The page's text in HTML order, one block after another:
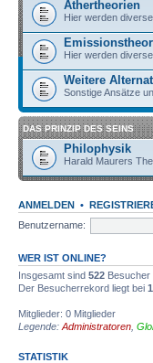
Äthertheorien
Hier werden
Hier werden
Weitere
Sonstige Ansätze
DAS PRINZIP DES SEINS
Philophysik
Harald Maurers
ANMELDEN •
Benutzername:
WER IST ONLINE?
Insgesamt sind 522 Besucher
Der Besucherrekord liegt bei
Mitglieder: 0 Mitglieder
Legende: Administratoren
STATISTIK